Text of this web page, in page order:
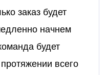
заказ будет
начнем
будет
всего